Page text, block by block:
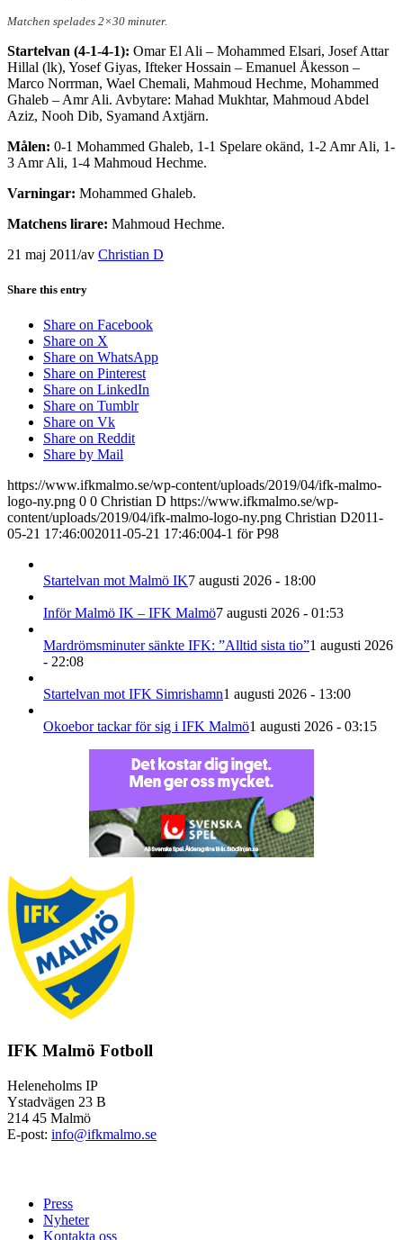
Matchen spelades 2×30 minuter.
Startelvan (4-1-4-1): Omar El Ali – Mohammed Elsari, Josef Attar
Hillal (lk), Yosef Giyas, Ifteker Hossain – Emanuel Åkesson –
Marco Norrman, Wael Chemali, Mahmoud Hechme, Mohammed
Ghaleb – Amr Ali. Avbytare: Mahad Mukhtar, Mahmoud Abdel
Aziz, Nooh Dib, Syamand Axtjärn.
Målen: 0-1 Mohammed Ghaleb, 1-1 Spelare okänd, 1-2 Amr Ali, 1-
3 Amr Ali, 1-4 Mahmoud Hechme.
Varningar: Mohammed Ghaleb.
Matchens lirare: Mahmoud Hechme.
21 maj 2011/av Christian D
Share this entry
Share on Facebook
Share on X
Share on WhatsApp
Share on Pinterest
Share on LinkedIn
Share on Tumblr
Share on Vk
Share on Reddit
Share by Mail
https://www.ifkmalmo.se/wp-content/uploads/2019/04/ifk-malmo-
logo-ny.png 0 0 Christian D https://www.ifkmalmo.se/wp-
content/uploads/2019/04/ifk-malmo-logo-ny.png Christian D2011-
05-21 17:46:002011-05-21 17:46:004-1 för P98
Startelvan mot Malmö IK7 augusti 2026 - 18:00
Inför Malmö IK – IFK Malmö7 augusti 2026 - 01:53
Mardrömsminuter sänkte IFK: ”Alltid sista tio”1 augusti 2026
- 22:08
Startelvan mot IFK Simrishamn1 augusti 2026 - 13:00
Okoebor tackar för sig i IFK Malmö1 augusti 2026 - 03:15
IFK Malmö Fotboll
Heleneholms IP
Ystadvägen 23 B
214 45 Malmö
E-post: info@ifkmalmo.se
Press
Nyheter
Kontakta oss